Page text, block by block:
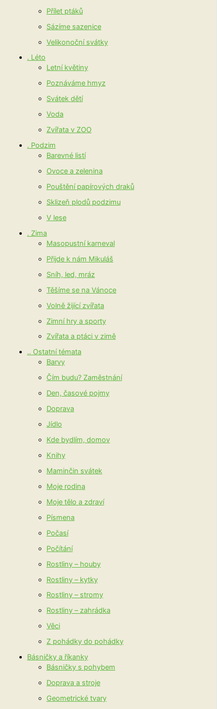
Přílet ptáků
Sázíme sazenice
Velikonoční svátky
. Léto
Letní květiny
Poznáváme hmyz
Svátek dětí
Voda
Zvířata v ZOO
. Podzim
Barevné listí
Ovoce a zelenina
Pouštění papírových draků
Sklizeň plodů podzimu
V lese
. Zima
Masopustní karneval
Přijde k nám Mikuláš
Sníh, led, mráz
Těšíme se na Vánoce
Volně žijící zvířata
Zimní hry a sporty
Zvířata a ptáci v zimě
.. Ostatní témata
Barvy
Čím budu? Zaměstnání
Den, časové pojmy
Doprava
Jídlo
Kde bydlím, domov
Knihy
Maminčin svátek
Moje rodina
Moje tělo a zdraví
Písmena
Počasí
Počítání
Rostliny – houby
Rostliny – kytky
Rostliny – stromy
Rostliny – zahrádka
Věci
Z pohádky do pohádky
Básničky a říkanky
Básničky s pohybem
Doprava a stroje
Geometrické tvary